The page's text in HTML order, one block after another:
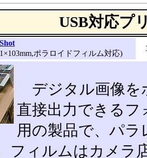
USB対応プ
ポラロイドフィルム対応)
デジタル画像を
直接出力できるフ
用の製品で、パ
フィルムはカメラ